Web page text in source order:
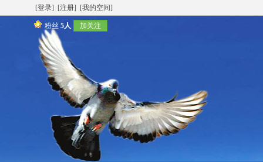
[登录] [注册] [我的空间]
粉丝 5人 加关注